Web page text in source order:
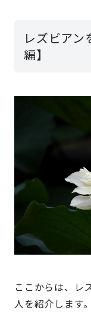
レズビア
編】
ここからは、レ
人を紹介します。